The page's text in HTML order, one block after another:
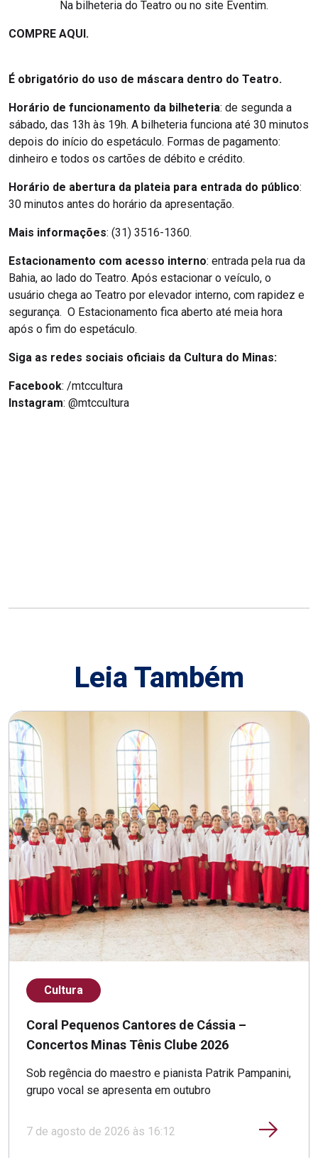
Na bilheteria do Teatro ou no site Eventim.
COMPRE AQUI.
É obrigatório do uso de máscara dentro do Teatro.
Horário de funcionamento da bilheteria: de segunda a
sábado, das 13h às 19h. A bilheteria funciona até 30 minutos
depois do início do espetáculo. Formas de pagamento:
dinheiro e todos os cartões de débito e crédito.
Horário de abertura da plateia para entrada do público:
30 minutos antes do horário da apresentação.
Mais informações: (31) 3516-1360.
Estacionamento com acesso interno: entrada pela rua da
Bahia, ao lado do Teatro. Após estacionar o veículo, o
usuário chega ao Teatro por elevador interno, com rapidez e
segurança. O Estacionamento fica aberto até meia hora
após o fim do espetáculo.
Siga as redes sociais oficiais da Cultura do Minas:
Facebook: /mtccultura
Instagram: @mtccultura
Leia Também
Cultura
Coral Pequenos Cantores de Cássia –
Concertos Minas Tênis Clube 2026
Sob regência do maestro e pianista Patrik Pampanini,
grupo vocal se apresenta em outubro
7 de agosto de 2026 às 16:12